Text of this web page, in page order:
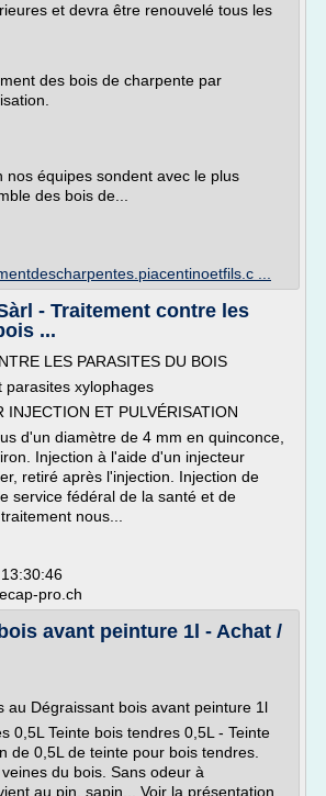
et devra être renouvelé tous les
des bois de charpente par
nos équipes sondent avec le plus
des bois de...
...
- Traitement contre les
...
LES PARASITES DU BOIS
parasites xylophages
INJECTION ET PULVÉRISATION
d'un diamètre de 4 mm en quinconce,
Injection à l'aide d'un injecteur
retiré après l'injection. Injection de
service fédéral de la santé et de
nous...
pro.ch
avant peinture 1l - Achat /
au Dégraissant bois avant peinture 1l
0,5L Teinte bois tendres 0,5L - Teinte
de 0,5L de teinte pour bois tendres.
du bois. Sans odeur à
au pin, sapin... Voir la présentation